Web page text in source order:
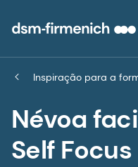
Inspiração para a
Névoa
Self Focus